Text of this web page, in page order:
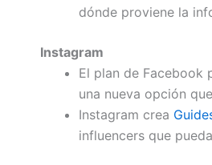
dónde proviene la
Instagram
El plan de Facebook
una nueva opción
Instagram crea
influencers que